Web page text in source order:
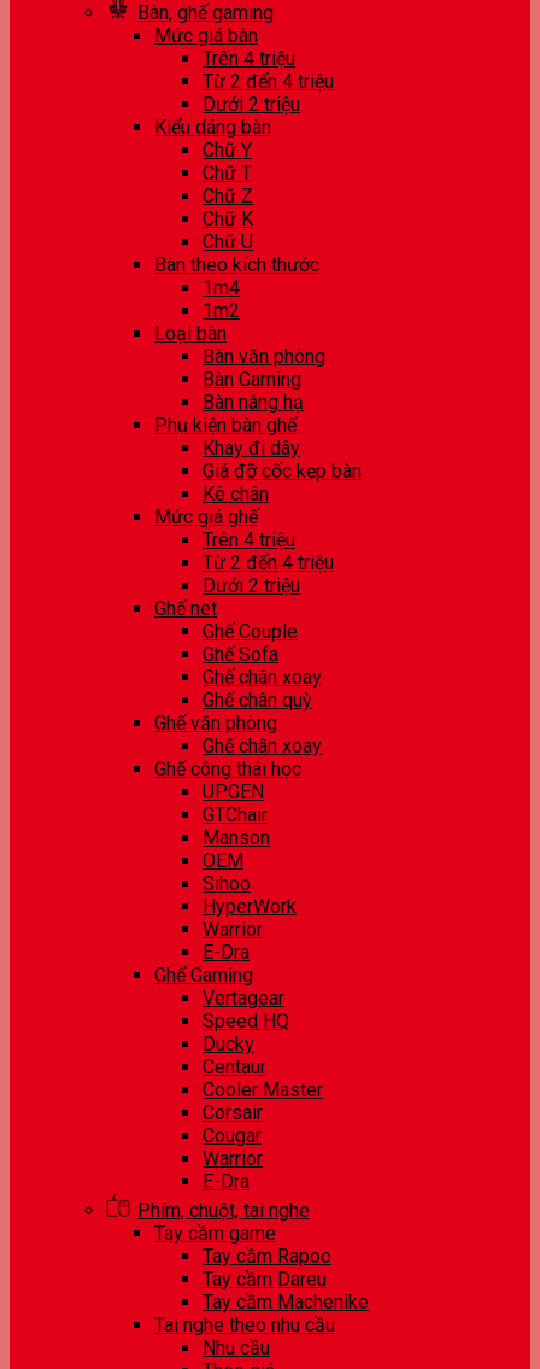
Bàn, ghế gaming
Mức giá bàn
Trên 4 triệu
Từ 2 đến 4 triệu
Dưới 2 triệu
Kiểu dáng bàn
Chữ Y
Chữ T
Chữ Z
Chữ K
Chữ U
Bàn theo kích thước
1m4
1m2
Loại bàn
Bàn văn phòng
Bàn Gaming
Bàn nâng hạ
Phụ kiện bàn ghế
Khay đi dây
Giá đỡ cốc kẹp bàn
Kê chân
Mức giá ghế
Trên 4 triệu
Từ 2 đến 4 triệu
Dưới 2 triệu
Ghế net
Ghế Couple
Ghế Sofa
Ghế chân xoay
Ghế chân quỳ
Ghế văn phòng
Ghế chân xoay
Ghế công thái học
UPGEN
GTChair
Manson
OEM
Sihoo
HyperWork
Warrior
E-Dra
Ghế Gaming
Vertagear
Speed HQ
Ducky
Centaur
Cooler Master
Corsair
Cougar
Warrior
E-Dra
Phím, chuột, tai nghe
Tay cầm game
Tay cầm Rapoo
Tay cầm Dareu
Tay cầm Machenike
Tai nghe theo nhu cầu
Nhu cầu